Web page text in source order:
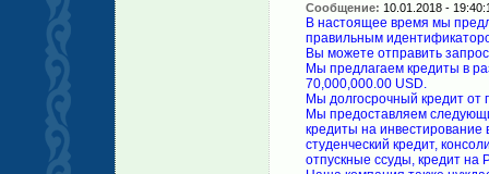
Сообщение: 10.01.2018 -
В настоящее время мы
правильным
Вы можете отправить
Мы предлагаем кредиты в
70,000,000.00 USD.
Мы долгосрочный кредит от
Мы предоставляем
кредиты на инвестирование
студенческий кредит,
отпускные ссуды, кредит на